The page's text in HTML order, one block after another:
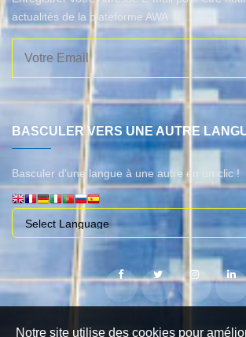
Notre site utilise des cookies pour
actualités de la plateforme AWA
BASCULER VERS UNE AUTRE
Basculer d'une langue à une autre en un clic !